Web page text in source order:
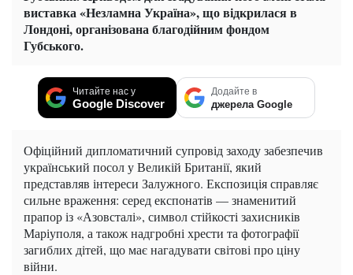
виставка «Незламна Україна», що відкрилася в
Лондоні, організована благодійним фондом
Губського.
Читайте нас у
Google Discover
Додайте в
джерела Google
Офіційний дипломатичний супровід заходу забезпечив
український посол у Великій Британії, який
представляв інтереси Залужного. Експозиція справляє
сильне враження: серед експонатів — знаменитий
прапор із «Азовсталі», символ стійкості захисників
Маріуполя, а також надгробні хрести та фотографії
загиблих дітей, що має нагадувати світові про ціну
війни.